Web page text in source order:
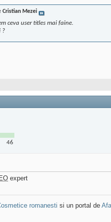
Cristian Mezei
ceva user titles mai faine.
?
46
expert
romanesti si un portal de